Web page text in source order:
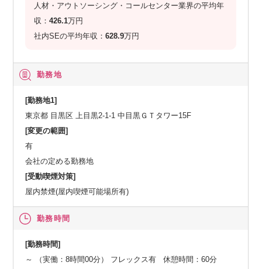
人材・アウトソーシング・コールセンター業界の平均年
収：426.1万円
社内SEの平均年収：628.9万円
勤務地
[勤務地1]
東京都 目黒区 上目黒2-1-1 中目黒ＧＴタワー15F
[変更の範囲]
有
会社の定める勤務地
[受動喫煙対策]
屋内禁煙(屋内喫煙可能場所有)
勤務時間
[勤務時間]
～ （実働：8時間00分） フレックス有 休憩時間：60分